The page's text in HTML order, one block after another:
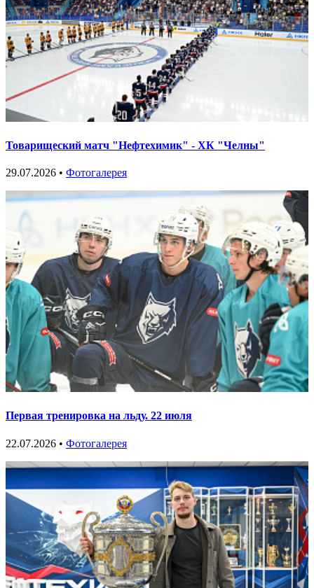
Товарищеский матч "Нефтехимик" - ХК "Челны"
29.07.2026 • Фотогалерея
Первая тренировка на льду. 22 июля
22.07.2026 • Фотогалерея